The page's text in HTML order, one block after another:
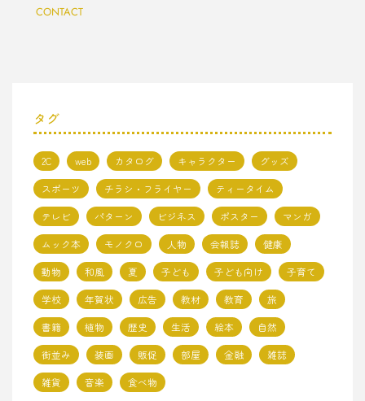
CONTACT
タグ
2C web カタログ キャラクター
グッズ
スポーツ
チラシ・フライヤー
ティータイム
テレビ
パターン ビジネス ポスター
マンガ
ムック本
モノクロ 人物 会報誌
健康
動物
和風 夏 子ども 子ども向け
子育て
学校
年賀状 広告 教材 教育
旅
書籍
植物 歴史 生活 絵本
自然
街並み
装画 販促 部屋 金融
雑誌
雑貨
音楽 食べ物